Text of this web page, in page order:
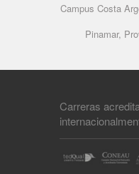
Campus Costa
Pinamar,
Carreras